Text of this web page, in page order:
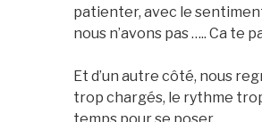
patienter, avec le
nous n’avons pas ….. Ca te
Et d’un autre côté, nous
trop chargés, le rythme
temps pour se poser.